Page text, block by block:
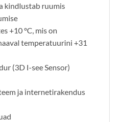
kindlustab ruumis
+10 °C, mis on
temperatuurini +31
(3D I-see Sensor)
ja internetirakendus